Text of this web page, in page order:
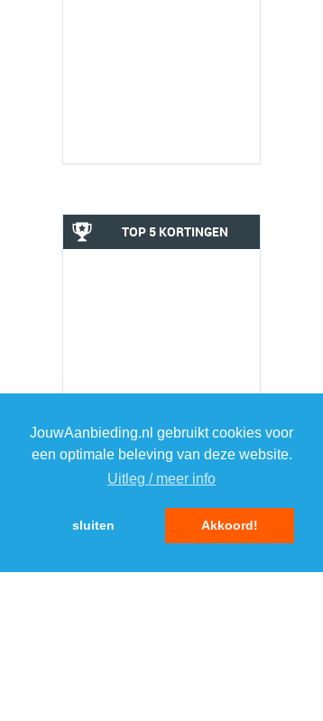
JouwAanbieding.nl gebruikt cookies voor
een optimale beleving van deze website.
Uitleg / meer info
sluiten Akkoord!
TOP 5 KORTINGEN